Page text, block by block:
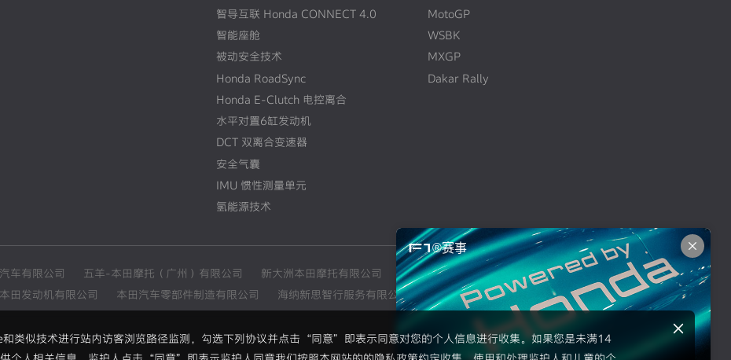
类似技术进行站内访客浏览路径监测，勾选下列协议并点击“同意”即表示同意对您的个人信息进行收集。如果您是未满14
智导互联 Honda CONNECT 4.0
智能座舱
被动安全技术
Honda RoadSync
Honda E-Clutch 电控离合
水平对置6缸发动机
DCT 双离合变速器
安全气囊
IMU 惯性测量单元
氢能源技术
MotoGP
WSBK
MXGP
Dakar Rally
车有限公司 五羊-本田摩托（广州）有限公司 新大洲本田摩托有限公司
本田摩托车销售（上海）有限公司
田发动机有限公司 本田汽车零部件制造有限公司 海纳新思智行服务有限公司
东风本田汽车零部件有限公司
F1®赛事